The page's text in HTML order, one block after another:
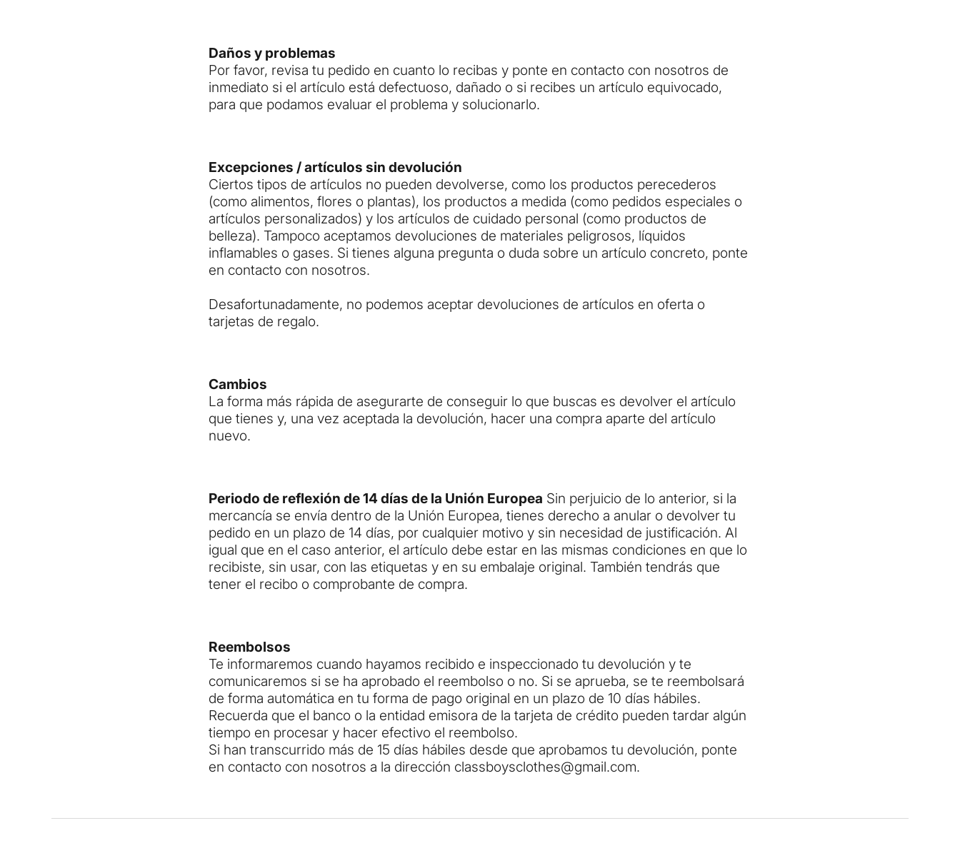
Daños y problemas
Por favor, revisa tu pedido en cuanto lo recibas y ponte en contacto con nosotros de
inmediato si el artículo está defectuoso, dañado o si recibes un artículo equivocado,
para que podamos evaluar el problema y solucionarlo.
Excepciones / artículos sin devolución
Ciertos tipos de artículos no pueden devolverse, como los productos perecederos
(como alimentos, flores o plantas), los productos a medida (como pedidos especiales o
artículos personalizados) y los artículos de cuidado personal (como productos de
belleza). Tampoco aceptamos devoluciones de materiales peligrosos, líquidos
inflamables o gases. Si tienes alguna pregunta o duda sobre un artículo concreto, ponte
en contacto con nosotros.
Desafortunadamente, no podemos aceptar devoluciones de artículos en oferta o
tarjetas de regalo.
Cambios
La forma más rápida de asegurarte de conseguir lo que buscas es devolver el artículo
que tienes y, una vez aceptada la devolución, hacer una compra aparte del artículo
nuevo.
Periodo de reflexión de 14 días de la Unión Europea Sin perjuicio de lo anterior, si la
mercancía se envía dentro de la Unión Europea, tienes derecho a anular o devolver tu
pedido en un plazo de 14 días, por cualquier motivo y sin necesidad de justificación. Al
igual que en el caso anterior, el artículo debe estar en las mismas condiciones en que lo
recibiste, sin usar, con las etiquetas y en su embalaje original. También tendrás que
tener el recibo o comprobante de compra.
Reembolsos
Te informaremos cuando hayamos recibido e inspeccionado tu devolución y te
comunicaremos si se ha aprobado el reembolso o no. Si se aprueba, se te reembolsará
de forma automática en tu forma de pago original en un plazo de 10 días hábiles.
Recuerda que el banco o la entidad emisora de la tarjeta de crédito pueden tardar algún
tiempo en procesar y hacer efectivo el reembolso.
Si han transcurrido más de 15 días hábiles desde que aprobamos tu devolución, ponte
en contacto con nosotros a la dirección classboysclothes@gmail.com.